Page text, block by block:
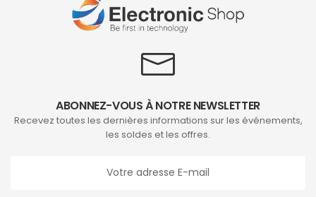
ABONNEZ-VOUS À NOTRE NEWSLETTER
Recevez toutes les dernières informations sur les événements,
les soldes et les offres.